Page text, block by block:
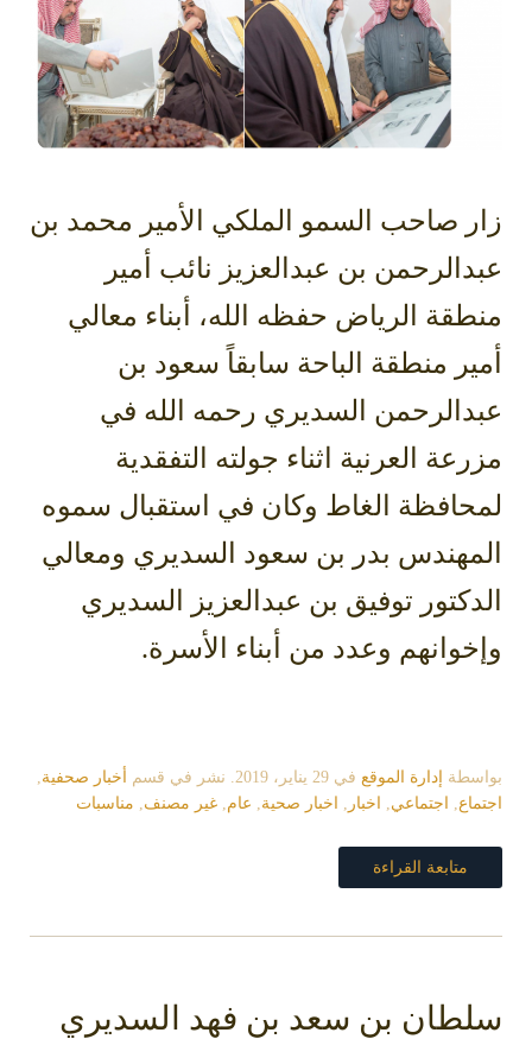
زار صاحب السمو الملكي الأمير محمد بن
عبدالرحمن بن عبدالعزيز نائب أمير
منطقة الرياض حفظه الله، أبناء معالي
أمير منطقة الباحة سابقاً سعود بن
عبدالرحمن السديري رحمه الله في
مزرعة العرنية اثناء جولته التفقدية
لمحافظة الغاط وكان في استقبال سموه
المهندس بدر بن سعود السديري ومعالي
الدكتور توفيق بن عبدالعزيز السديري
وإخوانهم وعدد من أبناء الأسرة.
بواسطة إدارة الموقع في 29 يناير، 2019 . نشر في قسم أخبار صحفية,
اجتماع, اجتماعي, اخبار , اخبار صحية, عام, غير مصنف, مناسبات
متابعة القراءة
سلطان بن سعد بن فهد السديري